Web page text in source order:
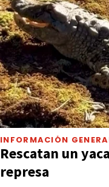
INFORMACIÓN
Rescatan un
represa